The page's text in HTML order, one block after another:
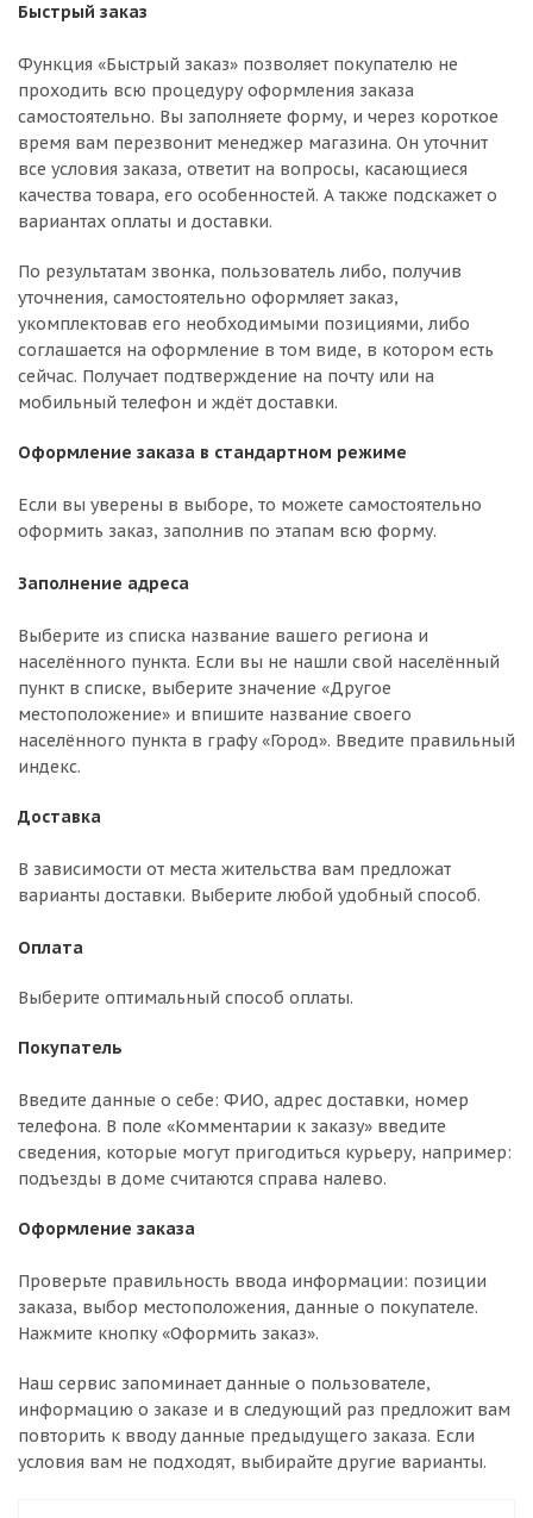
Быстрый заказ
Функция «Быстрый заказ» позволяет покупателю не
проходить всю процедуру оформления заказа
самостоятельно. Вы заполняете форму, и через короткое
время вам перезвонит менеджер магазина. Он уточнит
все условия заказа, ответит на вопросы, касающиеся
качества товара, его особенностей. А также подскажет о
вариантах оплаты и доставки.
По результатам звонка, пользователь либо, получив
уточнения, самостоятельно оформляет заказ,
укомплектовав его необходимыми позициями, либо
соглашается на оформление в том виде, в котором есть
сейчас. Получает подтверждение на почту или на
мобильный телефон и ждёт доставки.
Оформление заказа в стандартном режиме
Если вы уверены в выборе, то можете самостоятельно
оформить заказ, заполнив по этапам всю форму.
Заполнение адреса
Выберите из списка название вашего региона и
населённого пункта. Если вы не нашли свой населённый
пункт в списке, выберите значение «Другое
местоположение» и впишите название своего
населённого пункта в графу «Город». Введите правильный
индекс.
Доставка
В зависимости от места жительства вам предложат
варианты доставки. Выберите любой удобный способ.
Оплата
Выберите оптимальный способ оплаты.
Покупатель
Введите данные о себе: ФИО, адрес доставки, номер
телефона. В поле «Комментарии к заказу» введите
сведения, которые могут пригодиться курьеру, например:
подъезды в доме считаются справа налево.
Оформление заказа
Проверьте правильность ввода информации: позиции
заказа, выбор местоположения, данные о покупателе.
Нажмите кнопку «Оформить заказ».
Наш сервис запоминает данные о пользователе,
информацию о заказе и в следующий раз предложит вам
повторить к вводу данные предыдущего заказа. Если
условия вам не подходят, выбирайте другие варианты.